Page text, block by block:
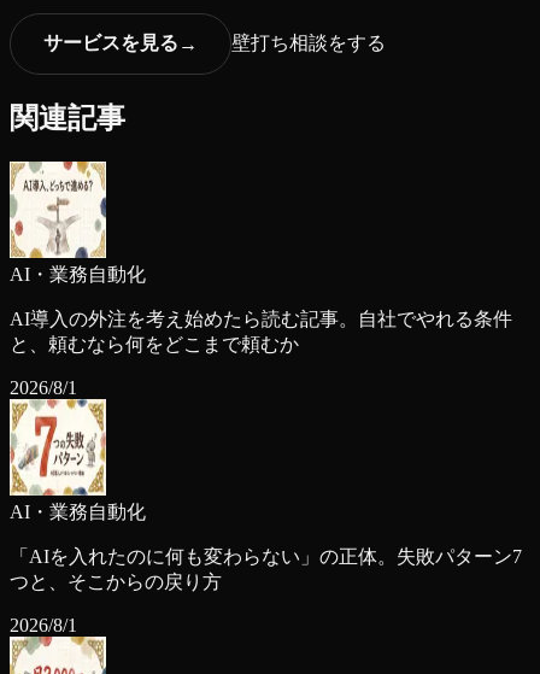
サービスを見る → 壁打ち相談をする
関連記事
AI・業務自動化
AI導入の外注を考え始めたら読む記事。自社でやれる条件
と、頼むなら何をどこまで頼むか
2026/8/1
AI・業務自動化
「AIを入れたのに何も変わらない」の正体。失敗パターン7
つと、そこからの戻り方
2026/8/1